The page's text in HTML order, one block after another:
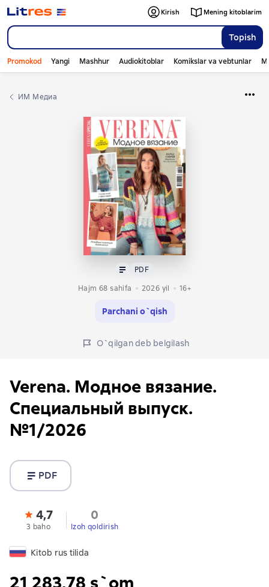
Topish
Kirish Mening kitoblarim
Promokod Yangi Mashhur Audiokitoblar Komikslar va vebtunlar
ИМ Медиа
Matn PDF
PDF
Hajm 68 sahifa
2026 yil 16+
Parchani o`qish
O`qilgan deb belgilash
Verena. Модное вязание.
Специальный выпуск.
№1/2026
PDF
4,7
3 baho
0
Izoh qoldirish
Kitob rus tilida
21 283,78 s`om